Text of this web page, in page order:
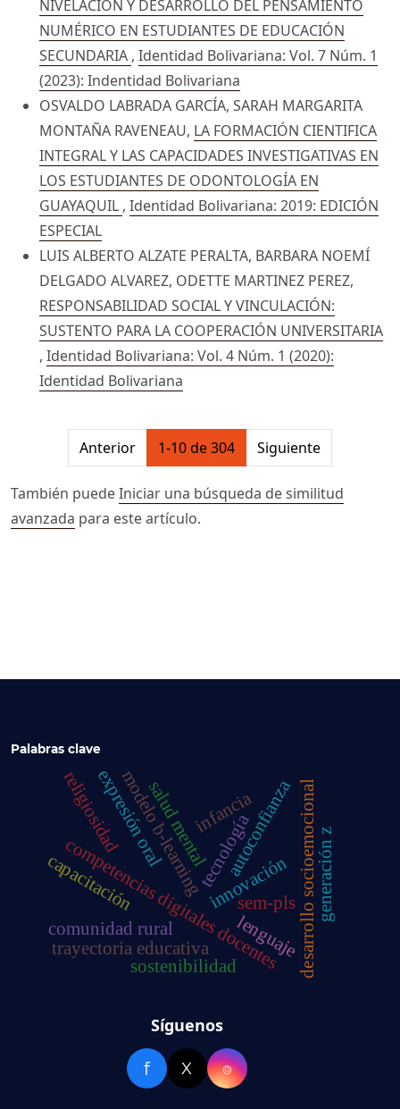
NIVELACIÓN Y DESARROLLO DEL PENSAMIENTO
NUMÉRICO EN ESTUDIANTES DE EDUCACIÓN
SECUNDARIA , Identidad Bolivariana: Vol. 7 Núm. 1
(2023): Indentidad Bolivariana
OSVALDO LABRADA GARCÍA, SARAH MARGARITA
MONTAÑA RAVENEAU, LA FORMACIÓN CIENTIFICA
INTEGRAL Y LAS CAPACIDADES INVESTIGATIVAS EN
LOS ESTUDIANTES DE ODONTOLOGÍA EN
GUAYAQUIL , Identidad Bolivariana: 2019: EDICIÓN
ESPECIAL
LUIS ALBERTO ALZATE PERALTA, BARBARA NOEMÍ
DELGADO ALVAREZ, ODETTE MARTINEZ PEREZ,
RESPONSABILIDAD SOCIAL Y VINCULACIÓN:
SUSTENTO PARA LA COOPERACIÓN UNIVERSITARIA
, Identidad Bolivariana: Vol. 4 Núm. 1 (2020):
Identidad Bolivariana
##issue.pagination##
Anterior 1-10 de 304 Siguiente
También puedeIniciar una búsqueda de similitud
avanzada para este artículo.
Palabras clave
modelo b-learning
competencias digitales docentes
tecnología
capacitación innovacióndesarrollo socioemocional
expresión oral autoconfianza
trayectoria educativa
salud mental
comunidad rural
sostenibilidad
religiosidad
generación z
sem-pls
infancia
lenguaje
Síguenos
f X ⌾